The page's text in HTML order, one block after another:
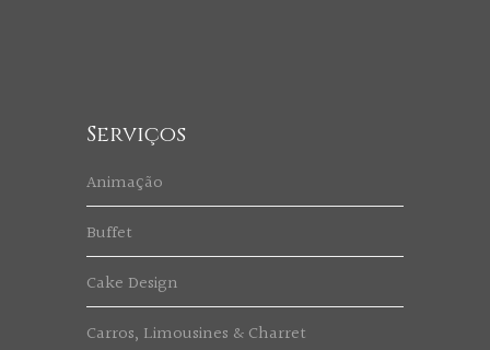
Serviços
Animação
Buffet
Cake Design
Carros, Limousines & Charret